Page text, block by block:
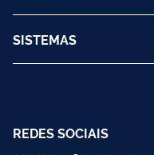
SISTEMAS
REDES SOCIAIS